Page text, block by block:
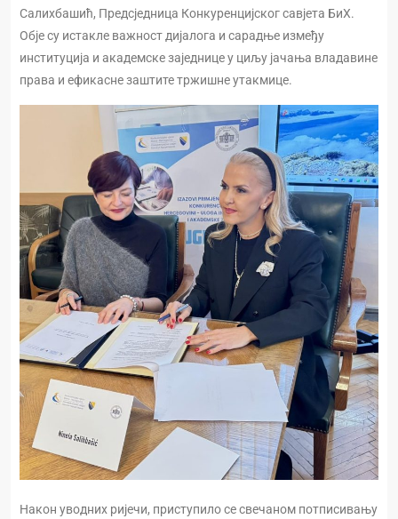
Салихбашић, Предсједница Конкуренцијског савјета БиХ.
Обје су истакле важност дијалога и сарадње између
институција и академске заједнице у циљу јачања владавине
права и ефикасне заштите тржишне утакмице.
Након уводних ријечи, приступило се свечаном потписивању